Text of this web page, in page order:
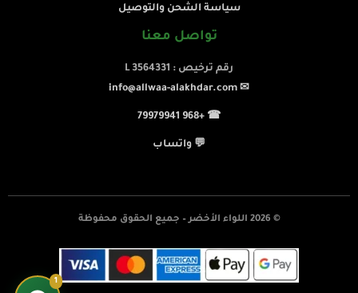
سياسة الشحن والتوصيل
تواصل معنا
رقم ترخيص : L 3564331
✉ info@allwaa-alakhdar.com
☎ +968 79979941
💬 واتساب
© 2026 اللواء الأخضر – جميع الحقوق محفوظة
1